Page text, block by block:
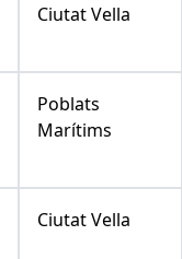
Ciutat Vella
Poblats
Marítims
Ciutat Vella